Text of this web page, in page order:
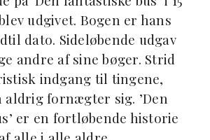
udgivet. Bogen er hans
dato. Sideløbende udgav
andre af sine bøger. Strid
indgang til tingene,
aldrig fornægter sig. ’Den
er en fortløbende historie